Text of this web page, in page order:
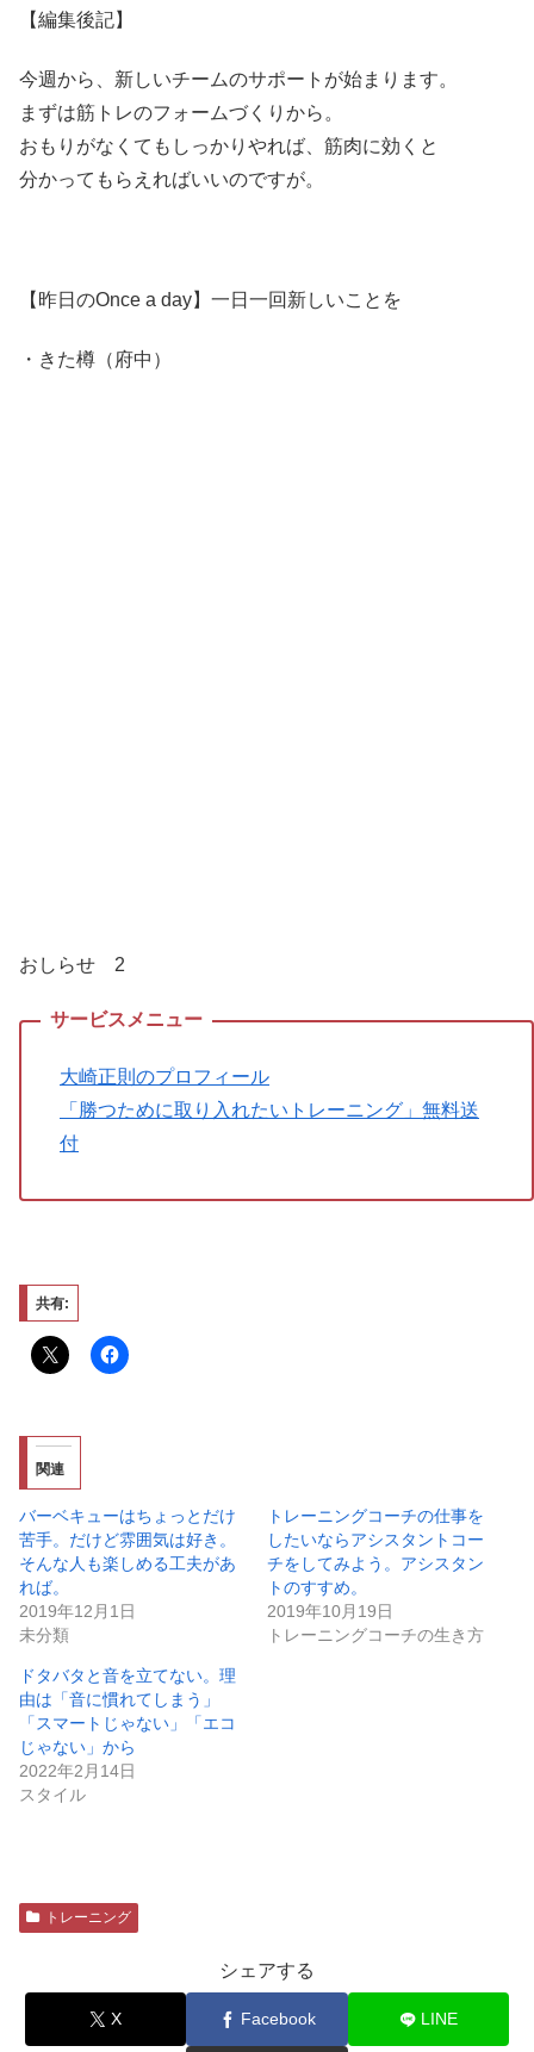
【編集後記】
今週から、新しいチームのサポートが始まります。
まずは筋トレのフォームづくりから。
おもりがなくてもしっかりやれば、筋肉に効くと
分かってもらえればいいのですが。
【昨日のOnce a day】一日一回新しいことを
・きた樽（府中）
おしらせ 2
大崎正則のプロフィール
「勝つために取り入れたいトレーニング」無料送
付
共有:
関連
バーベキューはちょっとだけ
苦手。だけど雰囲気は好き。
そんな人も楽しめる工夫があ
れば。
2019年12月1日
未分類
トレーニングコーチの仕事を
したいならアシスタントコー
チをしてみよう。アシスタン
トのすすめ。
2019年10月19日
トレーニングコーチの生き方
ドタバタと音を立てない。理
由は「音に慣れてしまう」
「スマートじゃない」「エコ
じゃない」から
2022年2月14日
スタイル
トレーニング
シェアする
X Facebook LINE